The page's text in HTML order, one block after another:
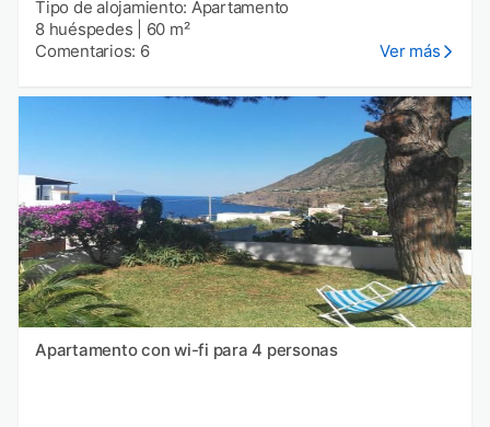
Tipo de alojamiento: Apartamento
8 huéspedes
60 m²
Comentarios: 6
Ver más
Apartamento con wi-fi para 4 personas